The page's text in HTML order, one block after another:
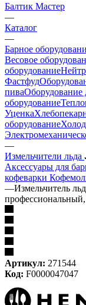
Балтик Мастер
—
Каталог
—
Барное
Весовое
оборудование
Фастфуд
пива
оборудование
Уценка
оборудование
—
Измельчители льда
Аксессуары для
кофеварки
—Измельчитель
профессиональный,
Артикул: 271544
Код: F0000047047